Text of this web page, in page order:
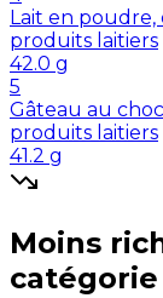
Lait en poudre,
produits laitiers
42.0 g
5
Gâteau au
produits laitiers
41.2 g
Moins
catégorie